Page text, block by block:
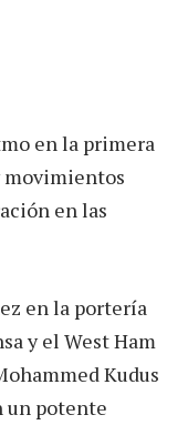
en la primera
movimientos
en las
en la portería
y el West Ham
Kudus
un potente